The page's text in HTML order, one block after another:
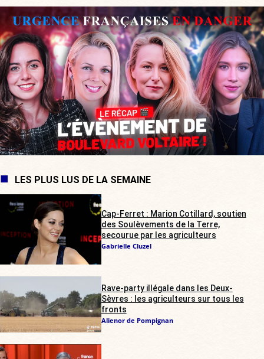
LES PLUS LUS DE LA SEMAINE
Cap-Ferret : Marion Cotillard, soutien
des Soulèvements de la Terre,
secourue par les agriculteurs
Gabrielle Cluzel
Rave-party illégale dans les Deux-
Sèvres : les agriculteurs sur tous les
fronts
Alienor de Pompignan